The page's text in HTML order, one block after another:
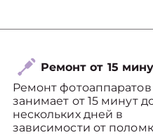
Ремонт от 15
Ремонт фотоаппаратов
занимает от 15 минут
нескольких дней в
зависимости от